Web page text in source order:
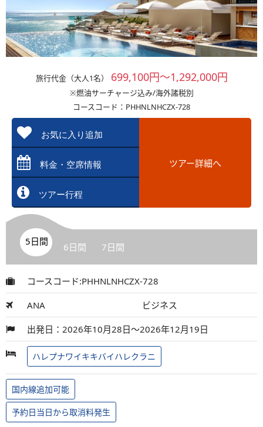
旅行代金（大人1名） 699,100円～1,292,000円
※燃油サーチャージ込み/海外諸税別
コースコード：PHHNLNHCZX-728
お気に入り追加
料金・空席情報
ツアー行程
ツアー詳細へ
5日間 6日間 7日間
コースコード:PHHNLNHCZX-728
ANA ビジネス
出発日：2026年10月28日～2026年12月19日
ハレプナワイキキバイハレクラニ
国内線追加可能
予約日当日から取消料発生